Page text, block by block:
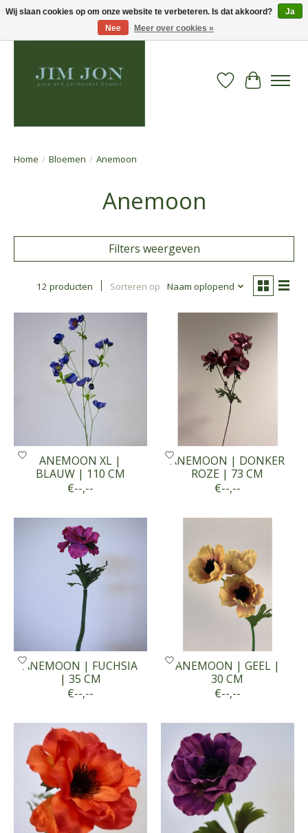
Verlanglijst
Home / Bloemen / Anemoon
Anemoon
Filters weergeven
12 producten Sorteren op Naam oplopend
ANEMOON XL |
BLAUW | 110 CM
€--,--
ANEMOON | DONKER
ROZE | 73 CM
€--,--
ANEMOON | FUCHSIA
| 35 CM
€--,--
ANEMOON | GEEL |
30 CM
€--,--
Wij slaan cookies op om onze website te verbeteren. Is dat akkoord?
Ja
Nee
Meer over cookies »